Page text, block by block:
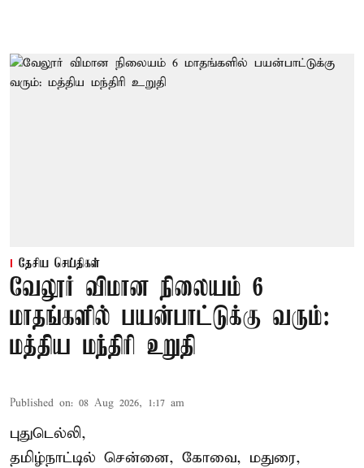
தேசிய செய்திகள்
வேலூர் விமான நிலையம் 6
மாதங்களில் பயன்பாட்டுக்கு வரும்:
மத்திய மந்திரி உறுதி
Published on: 08 Aug 2026, 1:17 am
புதுடெல்லி,
தமிழ்நாட்டில் சென்னை, கோவை, மதுரை,